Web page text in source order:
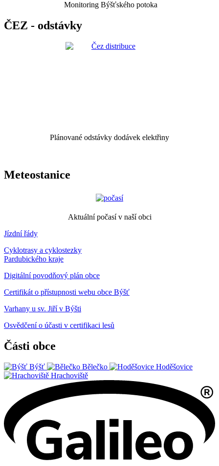
Monitoring Býšťského potoka
ČEZ - odstávky
Plánované odstávky dodávek elektřiny
Meteostanice
Aktuální počasí v naší obci
Jízdní řády
Cyklotrasy a cyklostezky
Pardubického kraje
Digitální povodňový plán obce
Certifikát o přístupnosti webu obce Býšť
Varhany u sv. Jiří v Býšti
Osvědčení o účasti v certifikaci lesů
Části obce
Býšť Bělečko
Hoděšovice
Hrachoviště